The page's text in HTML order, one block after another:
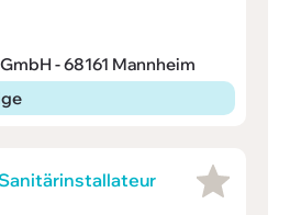
- 68161 Mannheim